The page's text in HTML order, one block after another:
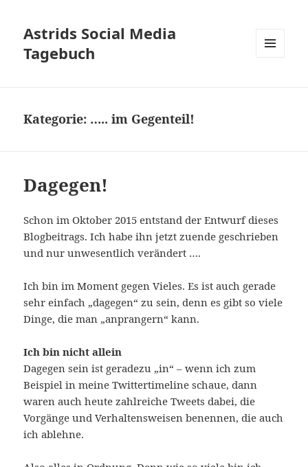
Astrids Social Media
Tagebuch
Kategorie: ….. im Gegenteil!
Dagegen!
Schon im Oktober 2015 entstand der Entwurf dieses
Blogbeitrags. Ich habe ihn jetzt zuende geschrieben
und nur unwesentlich verändert ….
Ich bin im Moment gegen Vieles. Es ist auch gerade
sehr einfach „dagegen“ zu sein, denn es gibt so viele
Dinge, die man „anprangern“ kann.
Ich bin nicht allein
Dagegen sein ist geradezu „in“ – wenn ich zum
Beispiel in meine Twittertimeline schaue, dann
waren auch heute zahlreiche Tweets dabei, die
Vorgänge und Verhaltensweisen benennen, die auch
ich ablehne.